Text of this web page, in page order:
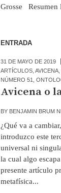
Grosse Resumen
ENTRADA
31 DE MAYO DE 2019
ARTÍCULOS, AVICENA,
NÚMERO 51
Avicena o
BY BENJAMIN BRUM
¿Qué va a
introduzco este
universal ni
la cual algo
presente artículo
metafísica...